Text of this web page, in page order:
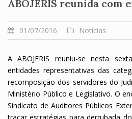
ABOJERIS reunida com
01/07/2016 Notícias
A ABOJERIS reuniu-se nesta
entidades representativas das
recomposição dos servidores do
Ministério Público e Legislativo. O
Sindicato de Auditores Públicos
traçar estratégias para derrubada